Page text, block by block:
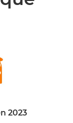
2023